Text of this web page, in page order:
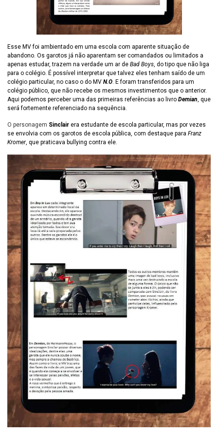
Esse MV foi ambientado em uma escola com aparente situação de
abandono. Os garotos já não aparentam ser comandados ou limitados a
apenas estudar, trazem na verdade um ar de Bad Boys, do tipo que não liga
para o colégio. É possível interpretar que talvez eles tenham saído de um
colégio particular, no caso o do MV N.O. E foram transferidos para um
colégio público, que não recebe os mesmos investimentos que o anterior.
Aqui podemos perceber uma das primeiras referências ao livro Demian, que
será fortemente referenciado na sequência.
O personagem Sinclair era estudante de escola particular, mas por vezes
se envolvia com os garotos de escola pública, com destaque para Franz
Kromer, que praticava bullying contra ele.